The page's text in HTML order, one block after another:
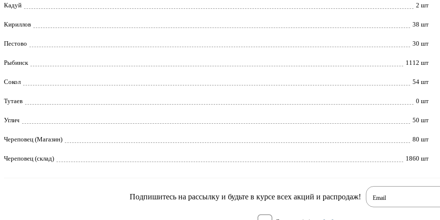
Кадуй 2 шт
Кириллов 38 шт
Пестово 30 шт
Рыбинск 1112 шт
Сокол 54 шт
Тутаев 0 шт
Углич 50 шт
Череповец (Магазин) 80 шт
Череповец (склад) 1860 шт
Подпишитесь на рассылку и будьте в курсе всех акций и распродаж! Email